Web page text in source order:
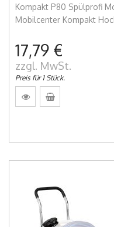
Kompakt P80 Spülprofi
Mobilcenter Kompakt
17,79 €
zzgl. MwSt.
Preis für 1 Stück.